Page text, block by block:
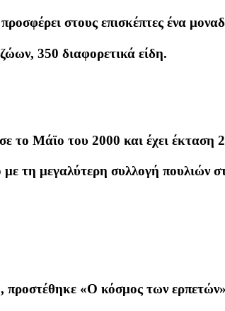
στους επισκέπτες ένα
350 διαφορετικά είδη.
το Μάϊο του 2000 και έχει έκταση
με τη μεγαλύτερη συλλογή πουλιών
«Ο κόσμος των